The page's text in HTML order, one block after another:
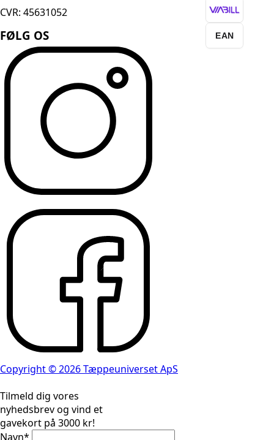
CVR: 45631052
FØLG OS EAN
Copyright © 2026 Tæppeuniverset ApS
Tilmeld dig vores
nyhedsbrev og vind et
gavekort på 3000 kr!
Navn*